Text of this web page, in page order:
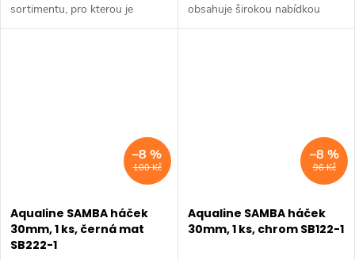
sortimentu, pro kterou je
oblíbená u hoteliérů a
obsahuje širokou nabídkou
sortimentu, pro kterou je
100 Kč
–8 %
Aqualine SAMBA háček
30mm, 1 ks, černá mat
SB222-1
96 Kč
–8 %
Aqualine SAMBA háček
30mm, 1 ks, chrom SB122-1